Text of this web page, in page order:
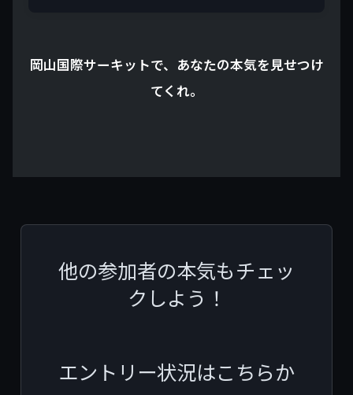
岡山国際サーキットで、あなたの本気を見せつけ
てくれ。
他の参加者の本気もチェッ
クしよう！
エントリー状況はこちらか